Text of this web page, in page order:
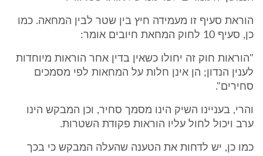
הוראת סעיף זו מעמידה חיץ בין שטר לבין המחאה. כמו
כן, סעיף 10 לחוק המחאת חיובים אומר:
"הוראות חוק זה יחולו כשאין בדין אחר הוראות מיוחדות
לענין הנדון; הן אינן חלות על המחאות לפי מסמכים
סחירים".
והרי, בעניינו השיק הינו מסמך סחיר, וכן המבקש הינו
ערב ויכול לחול עליו הוראות פקודת השטרות.
כמו כן, יש לדחות את הטענה שהעלה המבקש כי בכך